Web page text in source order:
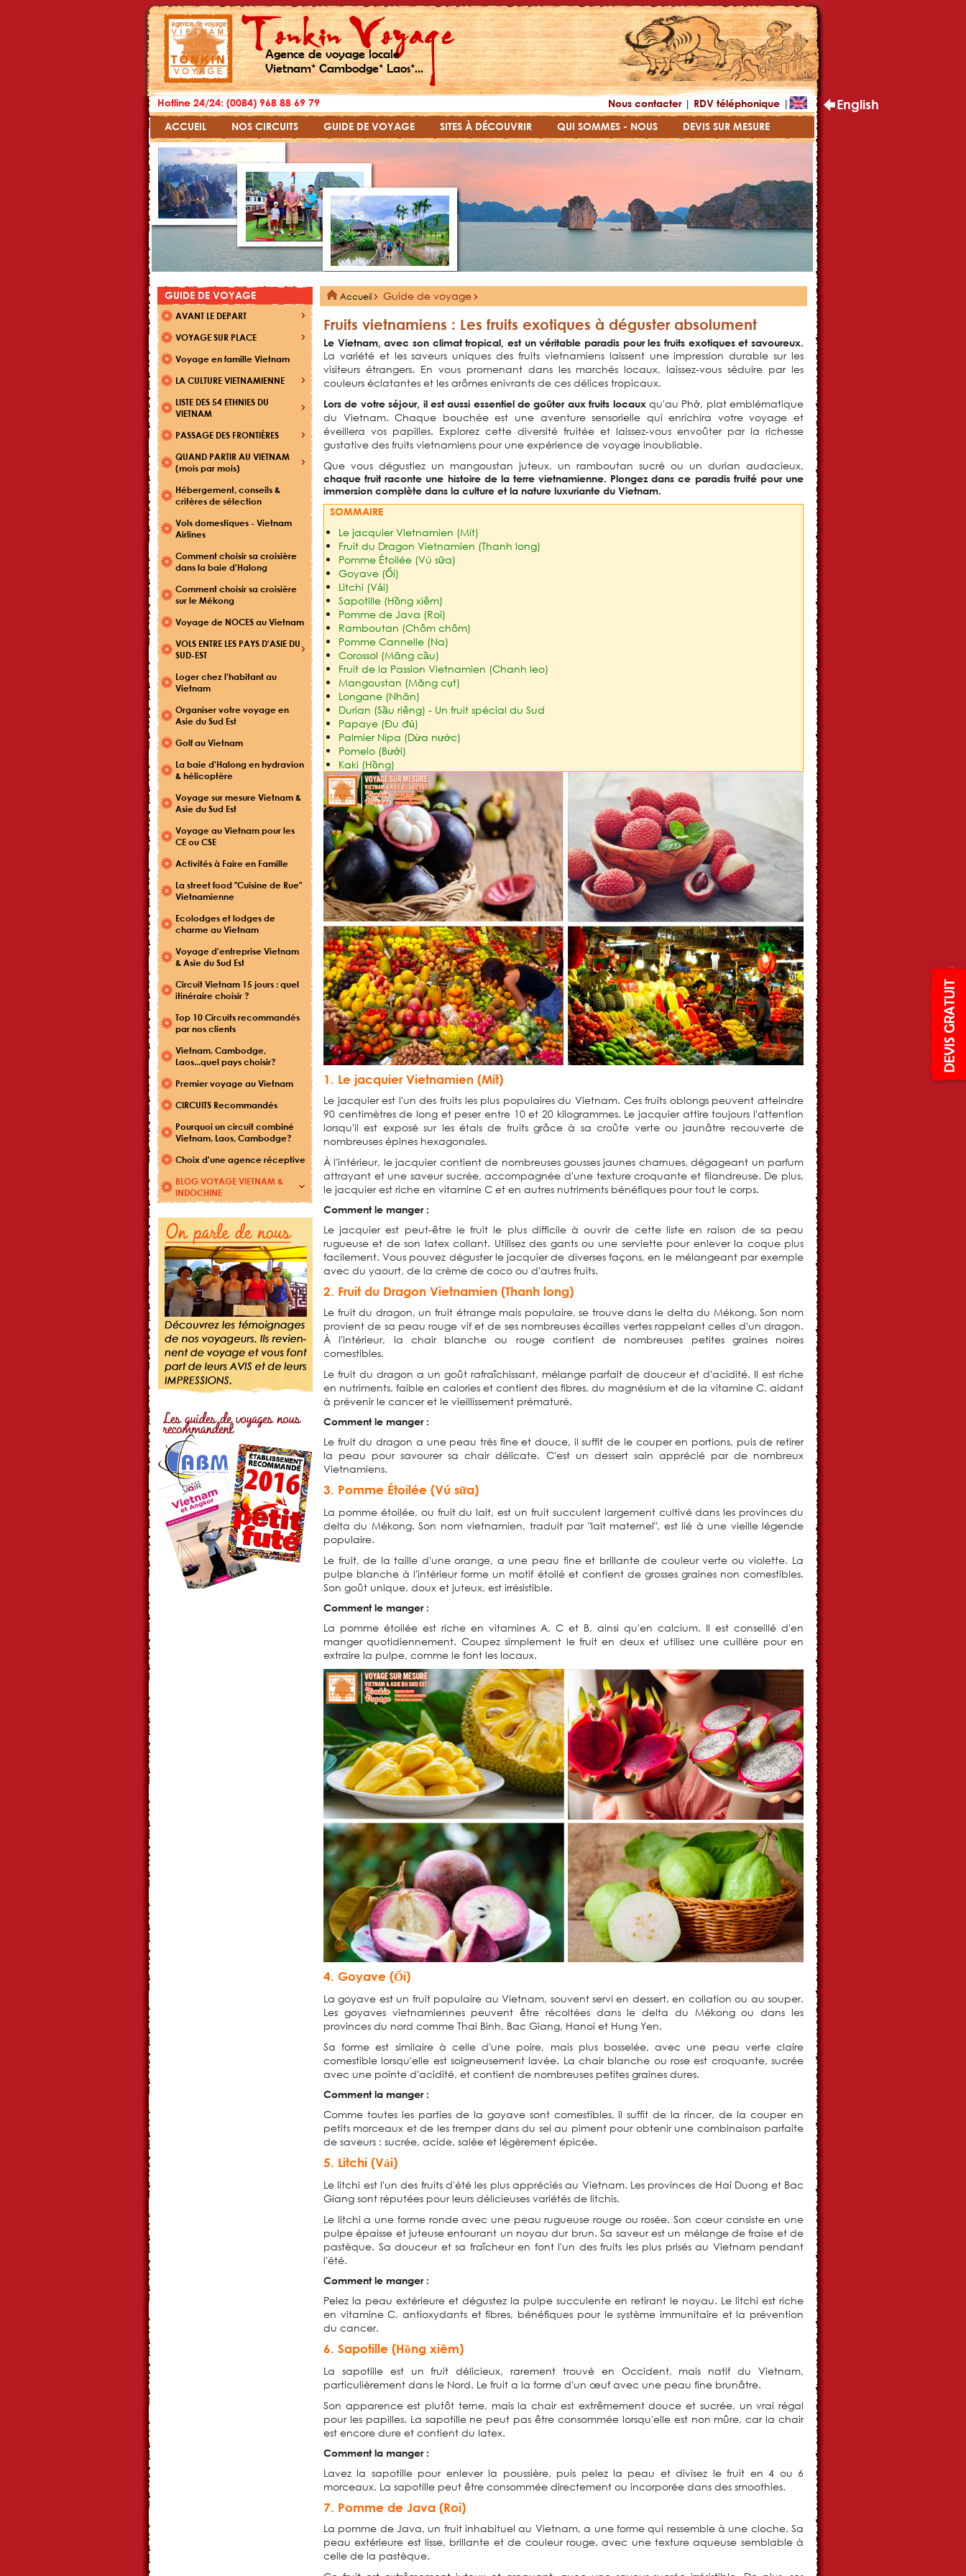
Agence de voyage locale
Vietnam* Cambodge* Laos*...
Nous contacter| RDV téléphonique | English
Hotline 24/24: (0084) 968 88 69 79
ACCUEIL
NOS CIRCUITS GUIDE DE VOYAGE SITES À DÉCOUVRIR QUI SOMMES - NOUS DEVIS SUR MESURE
GUIDE DE VOYAGE
AVANT LE DEPART
VOYAGE SUR PLACE
Voyage en famille Vietnam
LA CULTURE VIETNAMIENNE
LISTE DES 54 ETHNIES DU
VIETNAM
PASSAGE DES FRONTIÈRES
QUAND PARTIR AU VIETNAM
(mois par mois)
Hébergement, conseils &
critères de sélection
Vols domestiques - Vietnam
Airlines
Comment choisir sa croisière
dans la baie d'Halong
Comment choisir sa croisière
sur le Mékong
Voyage de NOCES au Vietnam
VOLS ENTRE LES PAYS D'ASIE DU
SUD-EST
Loger chez l'habitant au
Vietnam
Organiser votre voyage en
Asie du Sud Est
Golf au Vietnam
La baie d'Halong en hydravion
& hélicoptère
Voyage sur mesure Vietnam &
Asie du Sud Est
Voyage au Vietnam pour les
CE ou CSE
Activités à Faire en Famille
La street food "Cuisine de Rue"
Vietnamienne
Ecolodges et lodges de
charme au Vietnam
Voyage d'entreprise Vietnam
& Asie du Sud Est
Circuit Vietnam 15 jours : quel
itinéraire choisir ?
Top 10 Circuits recommandés
par nos clients
Vietnam, Cambodge,
Laos...quel pays choisir?
Premier voyage au Vietnam
CIRCUITS Recommandés
Pourquoi un circuit combiné
Vietnam, Laos, Cambodge?
Choix d'une agence réceptive
BLOG VOYAGE VIETNAM &
INDOCHINE
Accueil Guide de voyage
Fruits vietnamiens : Les fruits exotiques à déguster absolument
Le Vietnam, avec son climat tropical, est un véritable paradis pour les fruits exotiques et savoureux.
La variété et les saveurs uniques des fruits vietnamiens laissent une impression durable sur les
visiteurs étrangers. En vous promenant dans les marchés locaux, laissez-vous séduire par les
couleurs éclatantes et les arômes enivrants de ces délices tropicaux.
Lors de votre séjour, il est aussi essentiel de goûter aux fruits locauxqu'au Phở, plat emblématique
du Vietnam. Chaque bouchée est une aventure sensorielle qui enrichira votre voyage et
éveillera vos papilles. Explorez cette diversité fruitée et laissez-vous envoûter par la richesse
gustative des fruits vietnamiens pour une expérience de voyage inoubliable.
Que vous dégustiez un mangoustan juteux, un ramboutan sucré ou un durian audacieux,
chaque fruit raconte une histoire de la terre vietnamienne. Plongez dans ce paradis fruité pour une
immersion complète dans la culture et la nature luxuriante du Vietnam.
SOMMAIRE
Le jacquier Vietnamien (Mít)
Fruit du Dragon Vietnamien (Thanh long)
Pomme Étoilée (Vú sữa)
Goyave (Ổi)
Litchi (Vải)
Sapotille (Hồng xiêm)
Pomme de Java (Roi)
Ramboutan (Chôm chôm)
Pomme Cannelle (Na)
Corossol (Mãng cầu)
Fruit de la Passion Vietnamien (Chanh leo)
Mangoustan (Măng cụt)
Longane (Nhãn)
Durian (Sầu riêng) - Un fruit spécial du Sud
Papaye (Đu đủ)
Palmier Nipa (Dừa nước)
Pomelo (Bưởi)
Kaki (Hồng)
1. Le jacquier Vietnamien (Mít)
Le jacquier est l'un des fruits les plus populaires du Vietnam. Ces fruits oblongs peuvent atteindre
90 centimètres de long et peser entre 10 et 20 kilogrammes. Le jacquier attire toujours l'attention
lorsqu'il est exposé sur les étals de fruits grâce à sa croûte verte ou jaunâtre recouverte de
nombreuses épines hexagonales.
À l'intérieur, le jacquier contient de nombreuses gousses jaunes charnues, dégageant un parfum
attrayant et une saveur sucrée, accompagnée d'une texture croquante et filandreuse. De plus,
le jacquier est riche en vitamine C et en autres nutriments bénéfiques pour tout le corps.
Comment le manger :
Le jacquier est peut-être le fruit le plus difficile à ouvrir de cette liste en raison de sa peau
rugueuse et de son latex collant. Utilisez des gants ou une serviette pour enlever la coque plus
facilement. Vous pouvez déguster le jacquier de diverses façons, en le mélangeant par exemple
avec du yaourt, de la crème de coco ou d'autres fruits.
2. Fruit du Dragon Vietnamien (Thanh long)
Le fruit du dragon, un fruit étrange mais populaire, se trouve dans le delta du Mékong. Son nom
provient de sa peau rouge vif et de ses nombreuses écailles vertes rappelant celles d'un dragon.
À l'intérieur, la chair blanche ou rouge contient de nombreuses petites graines noires
comestibles.
Le fruit du dragon a un goût rafraîchissant, mélange parfait de douceur et d'acidité. Il est riche
en nutriments, faible en calories et contient des fibres, du magnésium et de la vitamine C, aidant
à prévenir le cancer et le vieillissement prématuré.
Comment le manger :
Le fruit du dragon a une peau très fine et douce, il suffit de le couper en portions, puis de retirer
la peau pour savourer sa chair délicate. C'est un dessert sain apprécié par de nombreux
Vietnamiens.
3. Pomme Étoilée (Vú sữa)
La pomme étoilée, ou fruit du lait, est un fruit succulent largement cultivé dans les provinces du
delta du Mékong. Son nom vietnamien, traduit par "lait maternel", est lié à une vieille légende
populaire.
Le fruit, de la taille d'une orange, a une peau fine et brillante de couleur verte ou violette. La
pulpe blanche à l'intérieur forme un motif étoilé et contient de grosses graines non comestibles.
Son goût unique, doux et juteux, est irrésistible.
Comment le manger :
La pomme étoilée est riche en vitamines A, C et B, ainsi qu'en calcium. Il est conseillé d'en
manger quotidiennement. Coupez simplement le fruit en deux et utilisez une cuillère pour en
extraire la pulpe, comme le font les locaux.
4. Goyave (Ổi)
La goyave est un fruit populaire au Vietnam, souvent servi en dessert, en collation ou au souper.
Les goyaves vietnamiennes peuvent être récoltées dans le delta du Mékong ou dans les
provinces du nord comme Thai Binh, Bac Giang, Hanoi et Hung Yen.
Sa forme est similaire à celle d'une poire, mais plus bosselée, avec une peau verte claire
comestible lorsqu'elle est soigneusement lavée. La chair blanche ou rose est croquante, sucrée
avec une pointe d'acidité, et contient de nombreuses petites graines dures.
Comment la manger :
Comme toutes les parties de la goyave sont comestibles, il suffit de la rincer, de la couper en
petits morceaux et de les tremper dans du sel au piment pour obtenir une combinaison parfaite
de saveurs : sucrée, acide, salée et légèrement épicée.
5. Litchi (Vải)
Le litchi est l'un des fruits d'été les plus appréciés au Vietnam. Les provinces de Hai Duong et Bac
Giang sont réputées pour leurs délicieuses variétés de litchis.
Le litchi a une forme ronde avec une peau rugueuse rouge ou rosée. Son cœur consiste en une
pulpe épaisse et juteuse entourant un noyau dur brun. Sa saveur est un mélange de fraise et de
pastèque. Sa douceur et sa fraîcheur en font l'un des fruits les plus prisés au Vietnam pendant
l'été.
Comment le manger :
Pelez la peau extérieure et dégustez la pulpe succulente en retirant le noyau. Le litchi est riche
en vitamine C, antioxydants et fibres, bénéfiques pour le système immunitaire et la prévention
du cancer.
6. Sapotille (Hồng xiêm)
La sapotille est un fruit délicieux, rarement trouvé en Occident, mais natif du Vietnam,
particulièrement dans le Nord. Le fruit a la forme d'un œuf avec une peau fine brunâtre.
Son apparence est plutôt terne, mais la chair est extrêmement douce et sucrée, un vrai régal
pour les papilles. La sapotille ne peut pas être consommée lorsqu'elle est non mûre, car la chair
est encore dure et contient du latex.
Comment la manger :
Lavez la sapotille pour enlever la poussière, puis pelez la peau et divisez le fruit en 4 ou 6
morceaux. La sapotille peut être consommée directement ou incorporée dans des smoothies.
7. Pomme de Java (Roi)
La pomme de Java, un fruit inhabituel au Vietnam, a une forme qui ressemble à une cloche. Sa
peau extérieure est lisse, brillante et de couleur rouge, avec une texture aqueuse semblable à
celle de la pastèque.